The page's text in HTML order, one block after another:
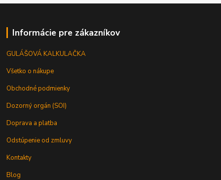
Informácie pre zákazníkov
GULÁŠOVÁ KALKULAČKA
Všetko o nákupe
Obchodné podmienky
Dozorný orgán (SOI)
Doprava a platba
Odstúpenie od zmluvy
Kontakty
Blog